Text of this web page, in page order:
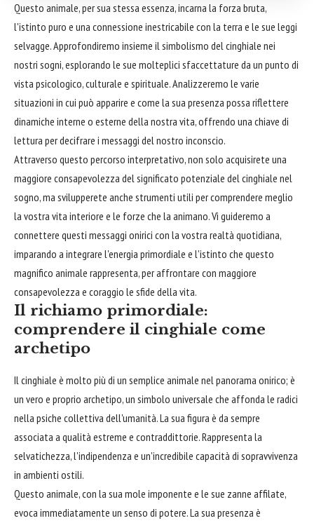
Questo animale, per sua stessa essenza, incarna la forza bruta,
l'istinto puro e una connessione inestricabile con la terra e le sue leggi
selvagge. Approfondiremo insieme il simbolismo del cinghiale nei
nostri sogni, esplorando le sue molteplici sfaccettature da un punto di
vista psicologico, culturale e spirituale. Analizzeremo le varie
situazioni in cui può apparire e come la sua presenza possa riflettere
dinamiche interne o esterne della nostra vita, offrendo una chiave di
lettura per decifrare i messaggi del nostro inconscio.
Attraverso questo percorso interpretativo, non solo acquisirete una
maggiore consapevolezza del significato potenziale del cinghiale nel
sogno, ma svilupperete anche strumenti utili per comprendere meglio
la vostra vita interiore e le forze che la animano. Vi guideremo a
connettere questi messaggi onirici con la vostra realtà quotidiana,
imparando a integrare l'energia primordiale e l'istinto che questo
magnifico animale rappresenta, per affrontare con maggiore
consapevolezza e coraggio le sfide della vita.
Il richiamo primordiale:
comprendere il cinghiale come
archetipo
Il cinghiale è molto più di un semplice animale nel panorama onirico; è
un vero e proprio archetipo, un simbolo universale che affonda le radici
nella psiche collettiva dell'umanità. La sua figura è da sempre
associata a qualità estreme e contraddittorie. Rappresenta la
selvatichezza, l'indipendenza e un'incredibile capacità di sopravvivenza
in ambienti ostili.
Questo animale, con la sua mole imponente e le sue zanne affilate,
evoca immediatamente un senso di potere. La sua presenza è